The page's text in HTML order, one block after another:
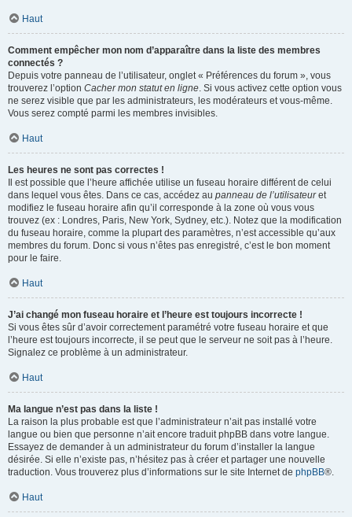
Haut
Comment empêcher mon nom d’apparaître dans la liste des membres
connectés ?
Depuis votre panneau de l’utilisateur, onglet « Préférences du forum », vous
trouverez l’option Cacher mon statut en ligne. Si vous activez cette option vous
ne serez visible que par les administrateurs, les modérateurs et vous-même.
Vous serez compté parmi les membres invisibles.
Haut
Les heures ne sont pas correctes !
Il est possible que l’heure affichée utilise un fuseau horaire différent de celui
dans lequel vous êtes. Dans ce cas, accédez au panneau de l’utilisateuret
modifiez le fuseau horaire afin qu’il corresponde à la zone où vous vous
trouvez (ex : Londres, Paris, New York, Sydney, etc.). Notez que la modification
du fuseau horaire, comme la plupart des paramètres, n’est accessible qu’aux
membres du forum. Donc si vous n’êtes pas enregistré, c’est le bon moment
pour le faire.
Haut
J’ai changé mon fuseau horaire et l’heure est toujours incorrecte !
Si vous êtes sûr d’avoir correctement paramétré votre fuseau horaire et que
l’heure est toujours incorrecte, il se peut que le serveur ne soit pas à l’heure.
Signalez ce problème à un administrateur.
Haut
Ma langue n’est pas dans la liste !
La raison la plus probable est que l’administrateur n’ait pas installé votre
langue ou bien que personne n’ait encore traduit phpBB dans votre langue.
Essayez de demander à un administrateur du forum d’installer la langue
désirée. Si elle n’existe pas, n’hésitez pas à créer et partager une nouvelle
traduction. Vous trouverez plus d’informations sur le site Internet de phpBB®.
Haut